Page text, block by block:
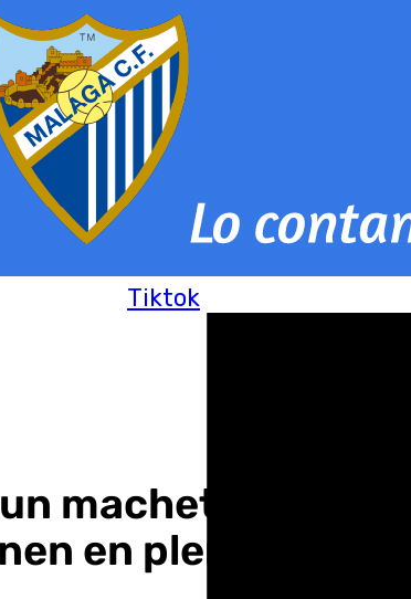
Tiktok
machete hasta
en plena huida